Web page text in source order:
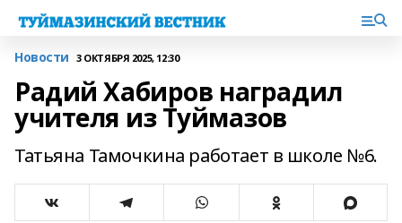
Новости 3 ОКТЯБРЯ 2025, 12:30
Радий Хабиров наградил
учителя из Туймазов
Татьяна Тамочкина работает в школе №6.